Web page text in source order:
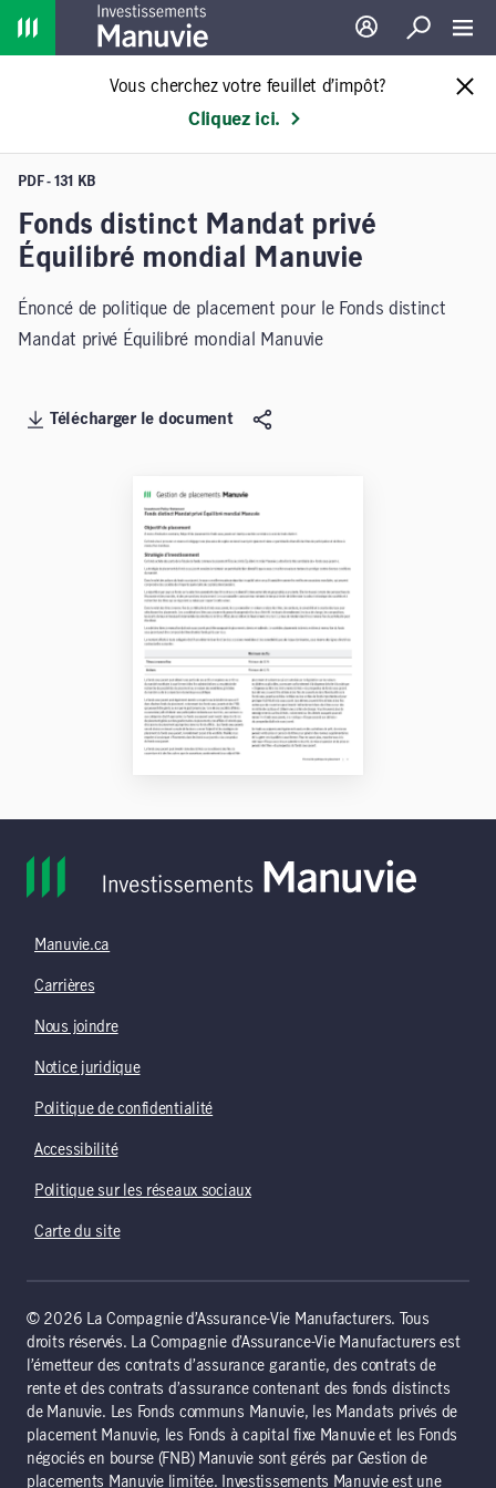
Home
Ouverture de
Recherche
Vous cherchez votre feuillet d’impôt?
Cliquez ici.
PDF - 131 KB
Fonds distinct Mandat privé
Équilibré mondial Manuvie
Énoncé de politique de placement pour le Fonds distinct
Mandat privé Équilibré mondial Manuvie
Télécharger le document
Manuvie.ca
Carrières
Nous joindre
Notice juridique
Politique de confidentialité
Accessibilité
Politique sur les réseaux sociaux
Carte du site
© 2026 La Compagnie d’Assurance-Vie Manufacturers. Tous
droits réservés. La Compagnie d’Assurance-Vie Manufacturers est
l’émetteur des contrats d’assurance garantie, des contrats de
rente et des contrats d’assurance contenant des fonds distincts
de Manuvie. Les Fonds communs Manuvie, les Mandats privés de
placement Manuvie, les Fonds à capital fixe Manuvie et les Fonds
négociés en bourse (FNB) Manuvie sont gérés par Gestion de
placements Manuvie limitée. Investissements Manuvie est une